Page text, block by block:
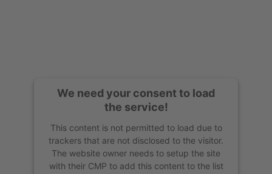
We need your consent to load
the service!
This content is not permitted to load due to
trackers that are not disclosed to the visitor.
The website owner needs to setup the site
with their CMP to add this content to the list